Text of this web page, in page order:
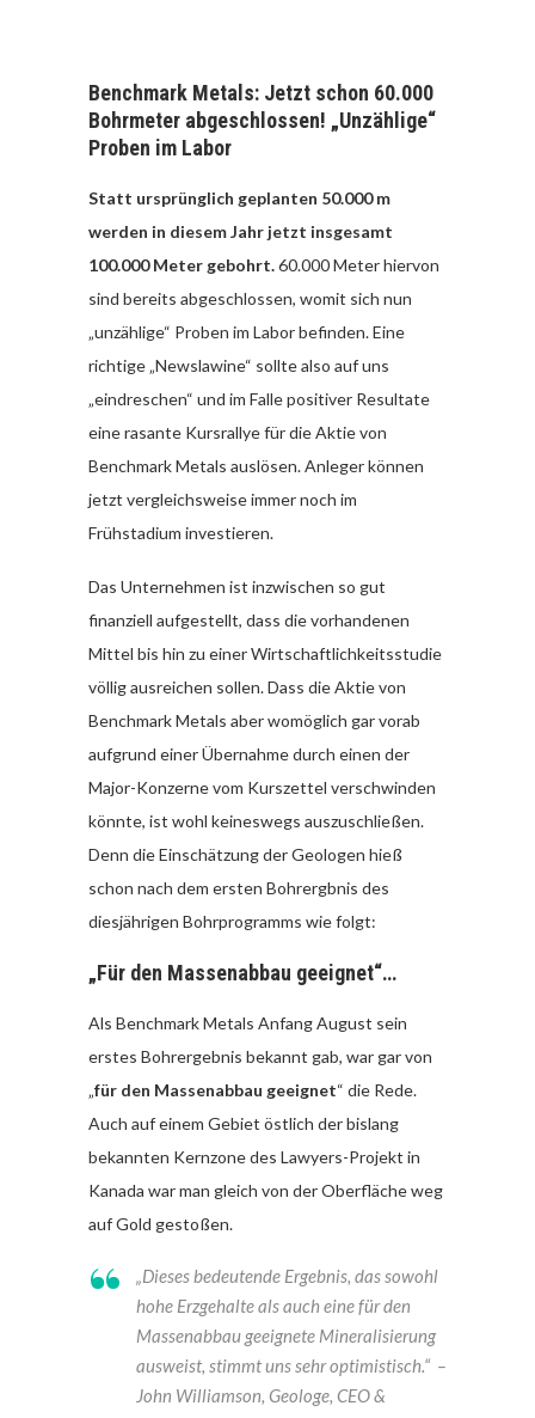
Benchmark Metals: Jetzt schon 60.000
Bohrmeter abgeschlossen! „Unzählige“
Proben im Labor
Statt ursprünglich geplanten 50.000 m
werden in diesem Jahr jetzt insgesamt
100.000 Meter gebohrt.60.000 Meter hiervon
sind bereits abgeschlossen, womit sich nun
„unzählige“ Proben im Labor befinden. Eine
richtige „Newslawine“ sollte also auf uns
„eindreschen“ und im Falle positiver Resultate
eine rasante Kursrallye für die Aktie von
Benchmark Metals auslösen. Anleger können
jetzt vergleichsweise immer noch im
Frühstadium investieren.
Das Unternehmen ist inzwischen so gut
finanziell aufgestellt, dass die vorhandenen
Mittel bis hin zu einer Wirtschaftlichkeitsstudie
völlig ausreichen sollen. Dass die Aktie von
Benchmark Metals aber womöglich gar vorab
aufgrund einer Übernahme durch einen der
Major-Konzerne vom Kurszettel verschwinden
könnte, ist wohl keineswegs auszuschließen.
Denn die Einschätzung der Geologen hieß
schon nach dem ersten Bohrergbnis des
diesjährigen Bohrprogramms wie folgt:
„Für den Massenabbau geeignet“…
Als Benchmark Metals Anfang August sein
erstes Bohrergebnis bekannt gab, war gar von
„für den Massenabbau geeignet“ die Rede.
Auch auf einem Gebiet östlich der bislang
bekannten Kernzone des Lawyers-Projekt in
Kanada war man gleich von der Oberfläche weg
auf Gold gestoßen.
„Dieses bedeutende Ergebnis, das sowohl
hohe Erzgehalte als auch eine für den
Massenabbau geeignete Mineralisierung
ausweist, stimmt uns sehr optimistisch.“ –
John Williamson, Geologe, CEO &